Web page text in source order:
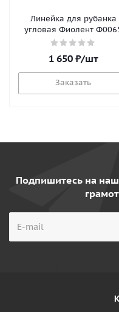
Линейка для рубанка
угловая Фиолент
1 650₽/шт
Заказать
Подпишитесь на